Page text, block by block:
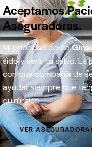
Aceptamos
Aseguradoras.
Mi prioridad como
sido y será tu salud.
con qué compañía de
ayudar siempre que
quirúrgico
VER